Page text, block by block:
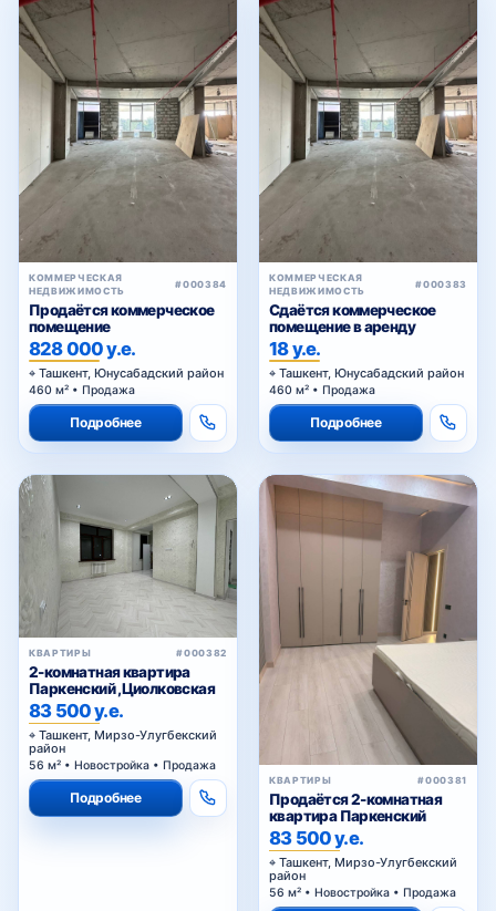
КОММЕРЧЕСКАЯ
НЕДВИЖИМОСТЬ
#000384
Продаётся коммерческое
помещение
828 000 у.е.
Ташкент, Юнусабадский район
460 м² • Продажа
Подробнее
КОММЕРЧЕСКАЯ
НЕДВИЖИМОСТЬ
#000383
Сдаётся коммерческое
помещение в аренду
18 у.е.
Ташкент, Юнусабадский район
460 м² • Продажа
Подробнее
КВАРТИРЫ #000382
2-комнатная квартира
Паркенский ,Циолковская
83 500 у.е.
Ташкент, Мирзо-Улугбекский
район
56 м² • Новостройка • Продажа
Подробнее
КВАРТИРЫ #000381
Продаётся 2-комнатная
квартира Паркенский
83 500 у.е.
Ташкент, Мирзо-Улугбекский
район
56 м² • Новостройка • Продажа